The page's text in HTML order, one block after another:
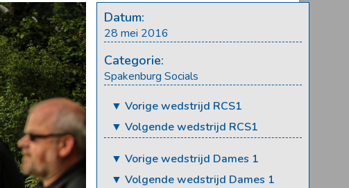
Datum:
28 mei 2016
Categorie:
Spakenburg Socials
▼ Vorige wedstrijd RCS1
▼ Volgende wedstrijd RCS1
▼ Vorige wedstrijd Dames 1
▼ Volgende wedstrijd Dames 1